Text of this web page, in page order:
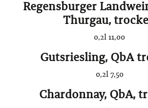
Regensburger
Thurgau,
0,2l 11,00
Gutsriesling, QbA
0,2l 7,50
Chardonnay, QbA,